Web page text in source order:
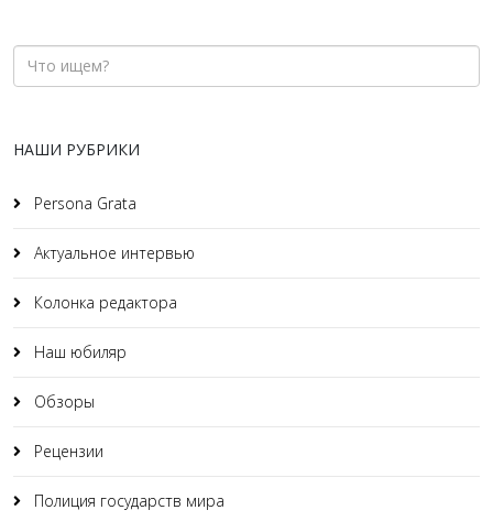
НАШИ РУБРИКИ
Persona Grata
Актуальное интервью
Колонка редактора
Наш юбиляр
Обзоры
Рецензии
Полиция государств мира